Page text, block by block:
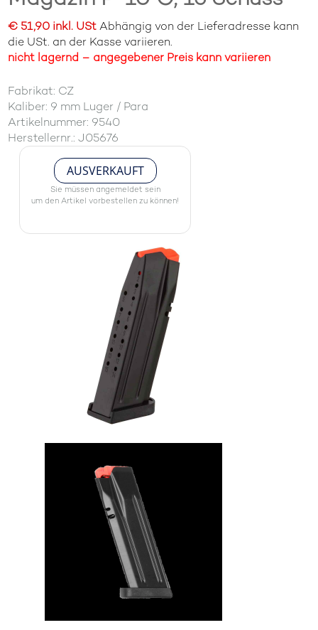
€ 51,90 inkl. UStAbhängig von der Lieferadresse kann
die USt. an der Kasse variieren.
nicht lagernd – angegebener Preis kann variieren
Fabrikat: CZ
Kaliber: 9 mm Luger / Para
Artikelnummer: 9540
Herstellernr.: J05676
AUSVERKAUFT
Sie müssen angemeldet sein
um den Artikel vorbestellen zu können!